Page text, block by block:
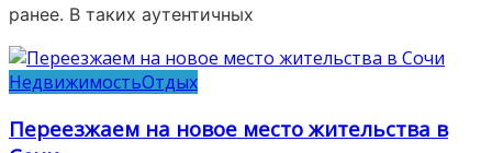
ранее. В таких аутентичных
НедвижимостьОтдых
Переезжаем на новое место жительства в